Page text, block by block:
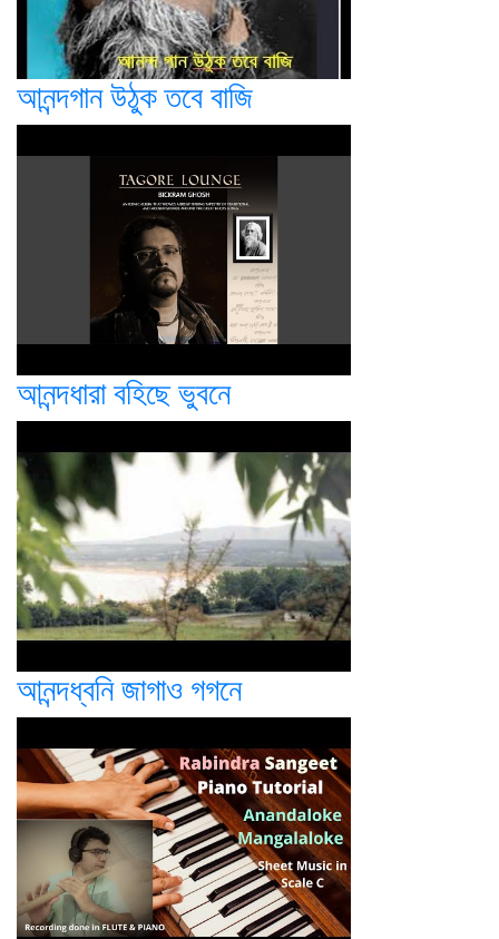
আনন্দগান উঠুক তবে বাজি
আনন্দধারা বহিছে ভুবনে
আনন্দধ্বনি জাগাও গগনে